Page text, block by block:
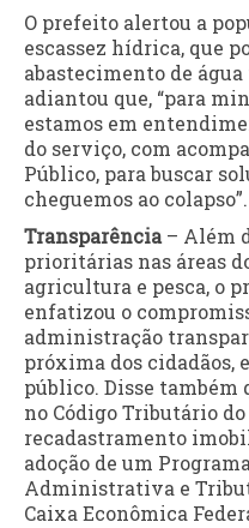
O prefeito alertou a
escassez hídrica, que
abastecimento de
adiantou que, “para
estamos em
do serviço, com
Público, para buscar
cheguemos ao colapso”.
Transparência– Além
prioritárias nas áreas
agricultura e pesca, o
enfatizou o
administração
próxima dos cidadãos,
público. Disse também
no Código Tributário
recadastramento
adoção de um
Administrativa e
Caixa Econômica